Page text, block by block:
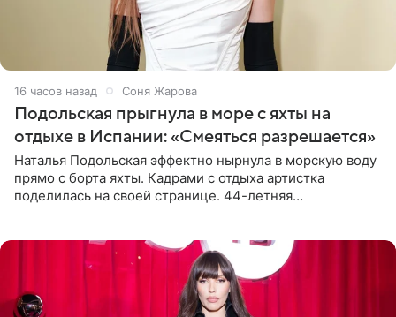
16 часов назад Соня Жарова
Подольская прыгнула в море с яхты на
отдыхе в Испании: «Смеяться разрешается»
Наталья Подольская эффектно нырнула в морскую воду
прямо с борта яхты. Кадрами с отдыха артистка
поделилась на своей странице. 44-летняя